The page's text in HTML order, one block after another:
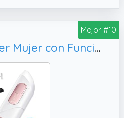
baños de sol al aire
ocular versátil para
UV e infrarroja: estas
UV e infrarrojos
La buena opacidad
dañen los ojos.
estas gafas
Mejor #10
Depiladora Laser Mujer con Función de Refrigeración, Cara